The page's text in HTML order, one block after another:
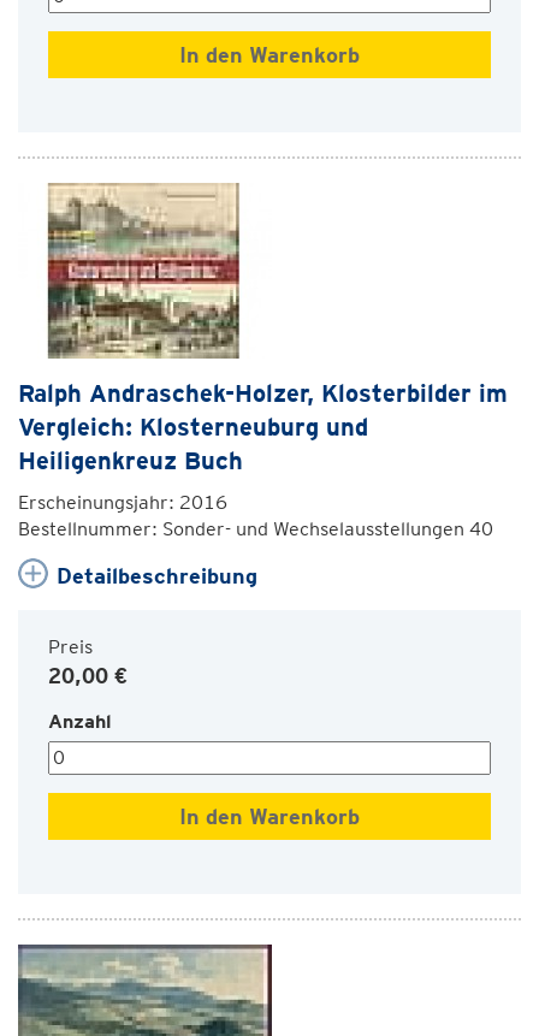
Ralph Andraschek-Holzer, Klosterbilder im
Vergleich: Klosterneuburg und
Heiligenkreuz Buch
Erscheinungsjahr: 2016
Bestellnummer: Sonder- und Wechselausstellungen 40
Detailbeschreibung
Preis
20,00 €
Anzahl